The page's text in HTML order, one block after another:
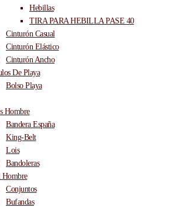
Hebillas
TIRA PARA HEBILLA PASE 40
Cinturón Casual
Cinturón Elástico
Cinturón Ancho
De Playa
Bolso Playa
Hombre
Bandera España
King-Belt
Lois
Bandoleras
Conjuntos
Bufandas